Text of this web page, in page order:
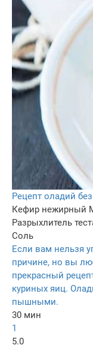
Рецепт оладий
Кефир нежирный
Разрыхлитель
Соль
Если вам нельзя
причине, но вы
прекрасный
куриных яиц.
пышными.
30 мин
1
5.0